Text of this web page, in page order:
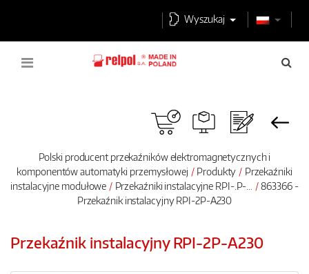
Wyszukaj
Polski producent przekaźników elektromagnetycznych i
komponentów automatyki przemysłowej
Produkty
Przekaźniki
instalacyjne modułowe
Przekaźniki instalacyjne RPI-.P-...
863366 -
Przekaźnik instalacyjny RPI-2P-A230
Przekaźnik instalacyjny RPI-2P-A230